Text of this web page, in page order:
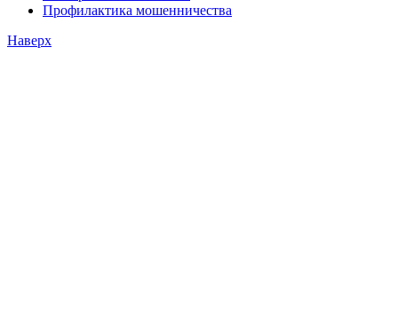
Профилактика мошенничества
Наверх